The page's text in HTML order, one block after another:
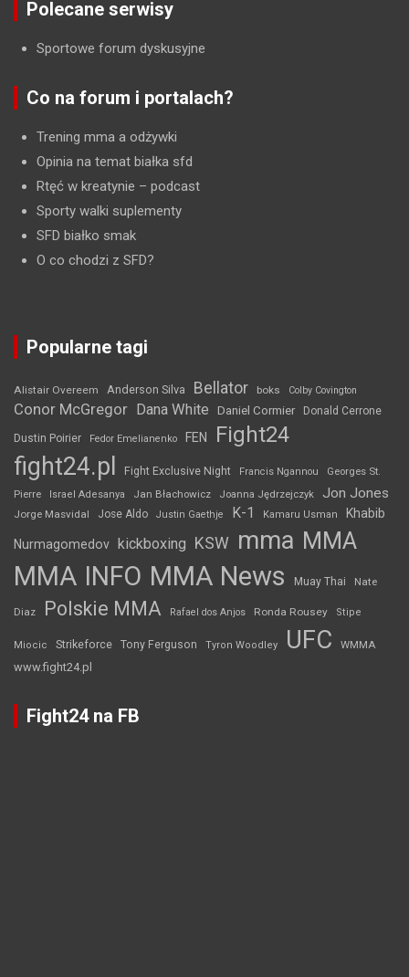
Polecane serwisy
Sportowe forum dyskusyjne
Co na forum i portalach?
Trening mma a odżywki
Opinia na temat białka sfd
Rtęć w kreatynie – podcast
Sporty walki suplementy
SFD białko smak
O co chodzi z SFD?
Popularne tagi
Alistair Overeem Anderson Silva Bellator boks Colby Covington
Conor McGregor Dana White Daniel Cormier Donald Cerrone
Dustin Poirier Fedor Emelianenko FEN Fight24
fight24.pl Fight Exclusive Night Francis Ngannou
Georges St.
Pierre
Israel Adesanya Jan Błachowicz Joanna Jędrzejczyk Jon Jones
Jorge Masvidal Jose Aldo Justin Gaethje K-1 Kamaru Usman Khabib
Nurmagomedov kickboxing KSW mma MMA
MMA INFO MMA News Muay Thai Nate
Diaz Polskie MMA Rafael dos Anjos Ronda Rousey Stipe
Miocic Strikeforce Tony Ferguson Tyron Woodley UFC WMMA
www.fight24.pl
Fight24 na FB